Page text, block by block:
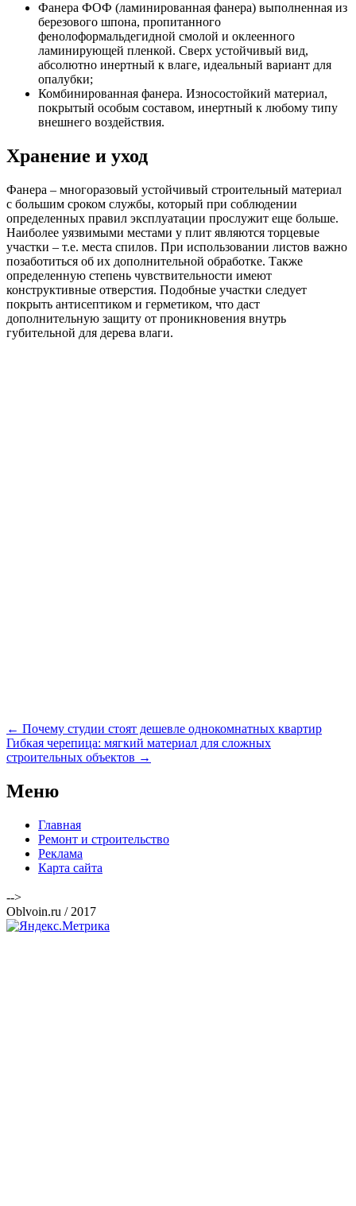
Фанера ФОФ (ламинированная фанера) выполненная из
березового шпона, пропитанного
фенолоформальдегидной смолой и оклеенного
ламинирующей пленкой. Сверх устойчивый вид,
абсолютно инертный к влаге, идеальный вариант для
опалубки;
Комбинированная фанера. Износостойкий материал,
покрытый особым составом, инертный к любому типу
внешнего воздействия.
Хранение и уход
Фанера – многоразовый устойчивый строительный материал
с большим сроком службы, который при соблюдении
определенных правил эксплуатации прослужит еще больше.
Наиболее уязвимыми местами у плит являются торцевые
участки – т.е. места спилов. При использовании листов важно
позаботиться об их дополнительной обработке. Также
определенную степень чувствительности имеют
конструктивные отверстия. Подобные участки следует
покрыть антисептиком и герметиком, что даст
дополнительную защиту от проникновения внутрь
губительной для дерева влаги.
Навигация
по
записям
← Почему студии стоят дешевле однокомнатных квартир
Гибкая черепица: мягкий материал для сложных
строительных объектов →
Меню
Главная
Ремонт и строительство
Реклама
Карта сайта
-->
Oblvoin.ru / 2017